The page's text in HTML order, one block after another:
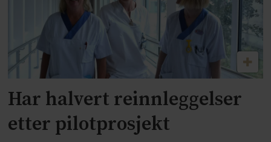
Har halvert reinnleggelser
etter pilotprosjekt